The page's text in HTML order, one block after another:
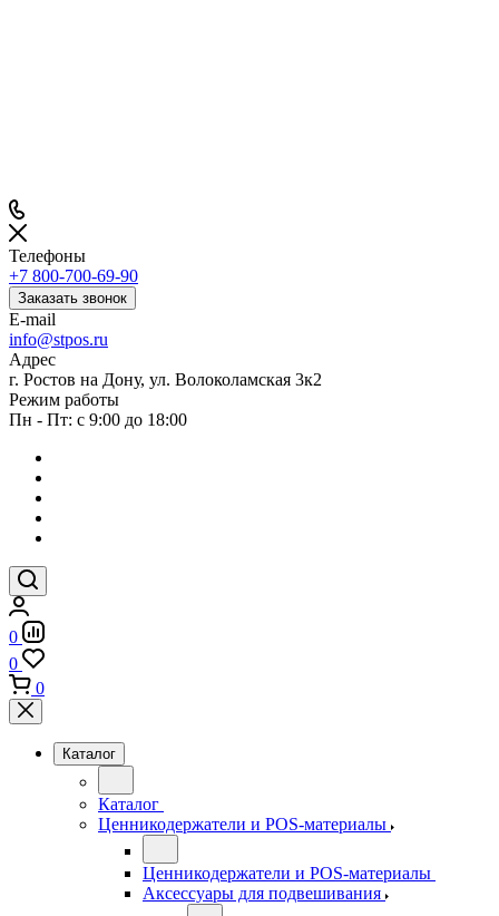
Телефоны
+7 800-700-69-90
Заказать звонок
E-mail
info@stpos.ru
Адрес
г. Ростов на Дону, ул. Волоколамская 3к2
Режим работы
Пн - Пт: с 9:00 до 18:00
0
0
0
Каталог
Каталог
Ценникодержатели и POS-материалы
Ценникодержатели и POS-материалы
Аксессуары для подвешивания